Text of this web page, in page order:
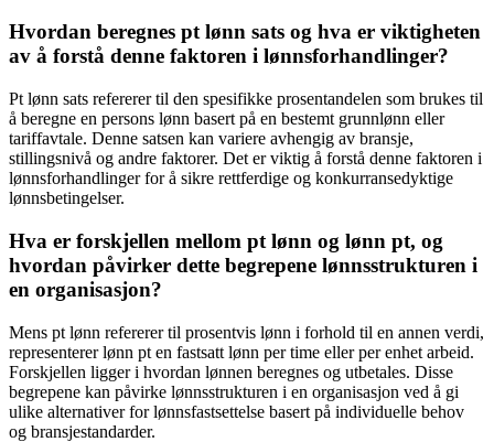
Hvordan beregnes pt lønn sats og hva er viktigheten
av å forstå denne faktoren i lønnsforhandlinger?
Pt lønn sats refererer til den spesifikke prosentandelen som brukes til
å beregne en persons lønn basert på en bestemt grunnlønn eller
tariffavtale. Denne satsen kan variere avhengig av bransje,
stillingsnivå og andre faktorer. Det er viktig å forstå denne faktoren i
lønnsforhandlinger for å sikre rettferdige og konkurransedyktige
lønnsbetingelser.
Hva er forskjellen mellom pt lønn og lønn pt, og
hvordan påvirker dette begrepene lønnsstrukturen i
en organisasjon?
Mens pt lønn refererer til prosentvis lønn i forhold til en annen verdi,
representerer lønn pt en fastsatt lønn per time eller per enhet arbeid.
Forskjellen ligger i hvordan lønnen beregnes og utbetales. Disse
begrepene kan påvirke lønnsstrukturen i en organisasjon ved å gi
ulike alternativer for lønnsfastsettelse basert på individuelle behov
og bransjestandarder.